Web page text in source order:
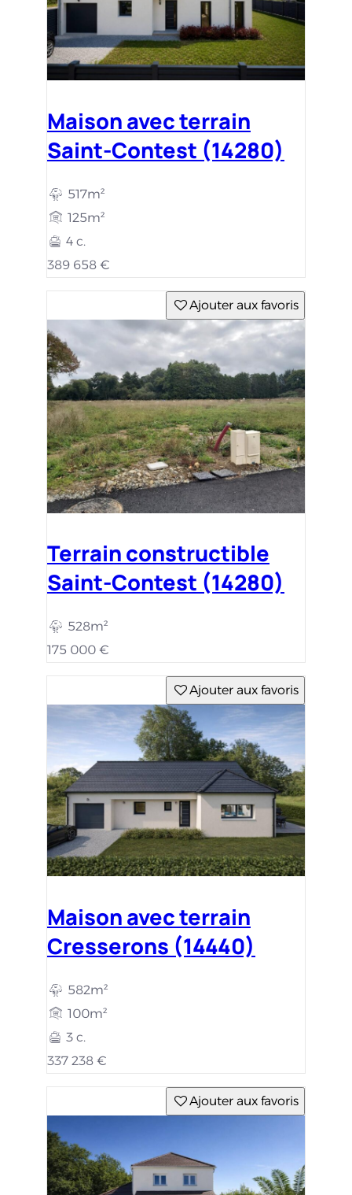
Maison avec terrain
Saint-Contest (14280)
517m²
125m²
4 c.
389 658 €
Ajouter aux favoris
Terrain constructible
Saint-Contest (14280)
528m²
175 000 €
Ajouter aux favoris
Maison avec terrain
Cresserons (14440)
582m²
100m²
3 c.
337 238 €
Ajouter aux favoris